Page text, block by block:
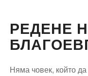
РЕДЕНЕ
Няма човек, който